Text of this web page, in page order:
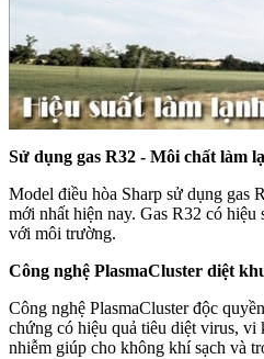
Sử dụng gas R32 - Môi chất làm
Model điều hòa Sharp sử dụng gas
mới nhất hiện nay. Gas R32 có hiệu
với môi trường.
Công nghệ PlasmaCluster diệt
Công nghệ PlasmaCluster độc
chứng có hiệu quả tiêu diệt virus,
nhiễm giúp cho không khí sạch và